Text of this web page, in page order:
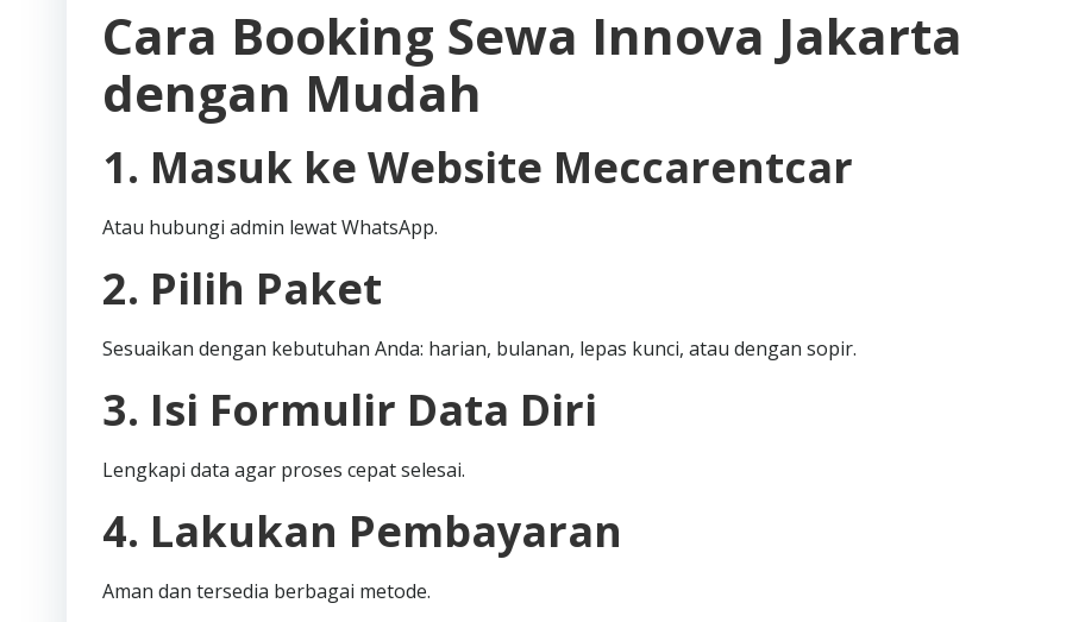
Cara Booking Sewa Innova Jakarta
dengan Mudah
1. Masuk ke Website Meccarentcar
Atau hubungi admin lewat WhatsApp.
2. Pilih Paket
Sesuaikan dengan kebutuhan Anda: harian, bulanan, lepas kunci, atau dengan sopir.
3. Isi Formulir Data Diri
Lengkapi data agar proses cepat selesai.
4. Lakukan Pembayaran
Aman dan tersedia berbagai metode.